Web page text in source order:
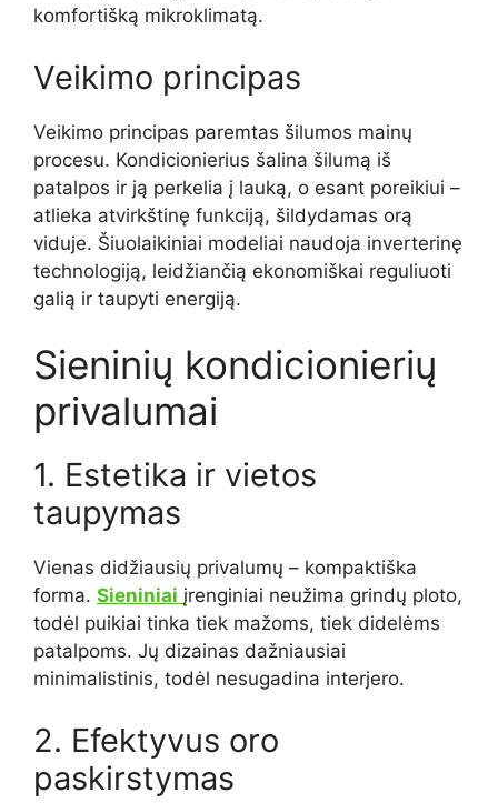
komfortišką mikroklimatą.
Veikimo principas
Veikimo principas paremtas šilumos mainų
procesu. Kondicionierius šalina šilumą iš
patalpos ir ją perkelia į lauką, o esant poreikiui –
atlieka atvirkštinę funkciją, šildydamas orą
viduje. Šiuolaikiniai modeliai naudoja inverterinę
technologiją, leidžiančią ekonomiškai reguliuoti
galią ir taupyti energiją.
Sieninių kondicionierių
privalumai
1. Estetika ir vietos
taupymas
Vienas didžiausių privalumų – kompaktiška
forma. Sieniniai įrenginiai neužima grindų ploto,
todėl puikiai tinka tiek mažoms, tiek didelėms
patalpoms. Jų dizainas dažniausiai
minimalistinis, todėl nesugadina interjero.
2. Efektyvus oro
paskirstymas